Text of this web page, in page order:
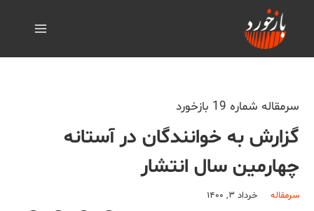
سرمقاله شماره 19 بازخورد
گزارش به خوانندگان در آستانه
چهارمین سال انتشار
سرمقاله خرداد ۳, ۱۴۰۰